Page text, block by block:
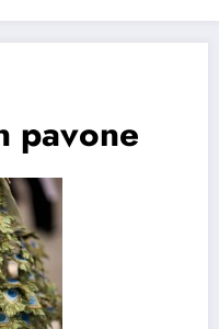
pavone